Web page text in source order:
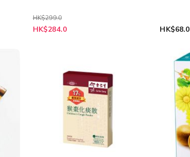
HK$299.0
特
殊
HK$284.0 HK$68.0